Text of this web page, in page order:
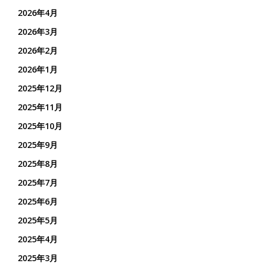
2026年4月
2026年3月
2026年2月
2026年1月
2025年12月
2025年11月
2025年10月
2025年9月
2025年8月
2025年7月
2025年6月
2025年5月
2025年4月
2025年3月